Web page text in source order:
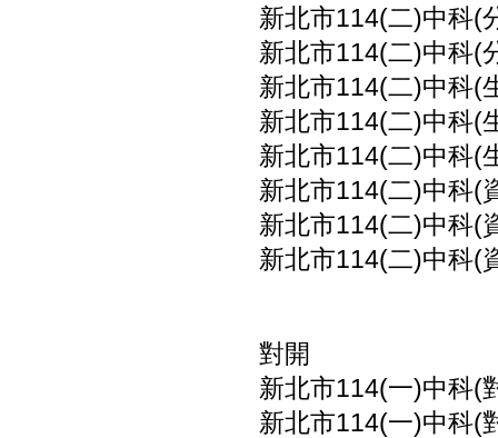
新北市114(二)中科(
新北市114(二)中科(
新北市114(二)中科(
新北市114(二)中科(
新北市114(二)中科(
新北市114(二)中科(
新北市114(二)中科(
新北市114(二)中科(
對開
新北市114(一)中科(
新北市114(一)中科(